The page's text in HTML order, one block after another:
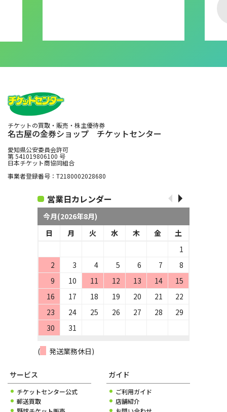
チケットの買取・販売・株主優待券
名古屋の金券ショップ チケットセンター
愛知県公安委員会許可
第 541019806100 号
日本チケット商協同組合
事業者登録番号：T2180002028680
営業日カレンダー
今月(2026年8月)
日
月 火 水 木 金
土
1
2
3 4 5 6 7
8
9
10 11 12 13 14
15
16
17 18 19 20 21
22
23
24 25 26 27 28
29
30
31
( 発送業務休日)
サービス
チケットセンター公式
郵送買取
ガイド
ご利用ガイド
店舗紹介